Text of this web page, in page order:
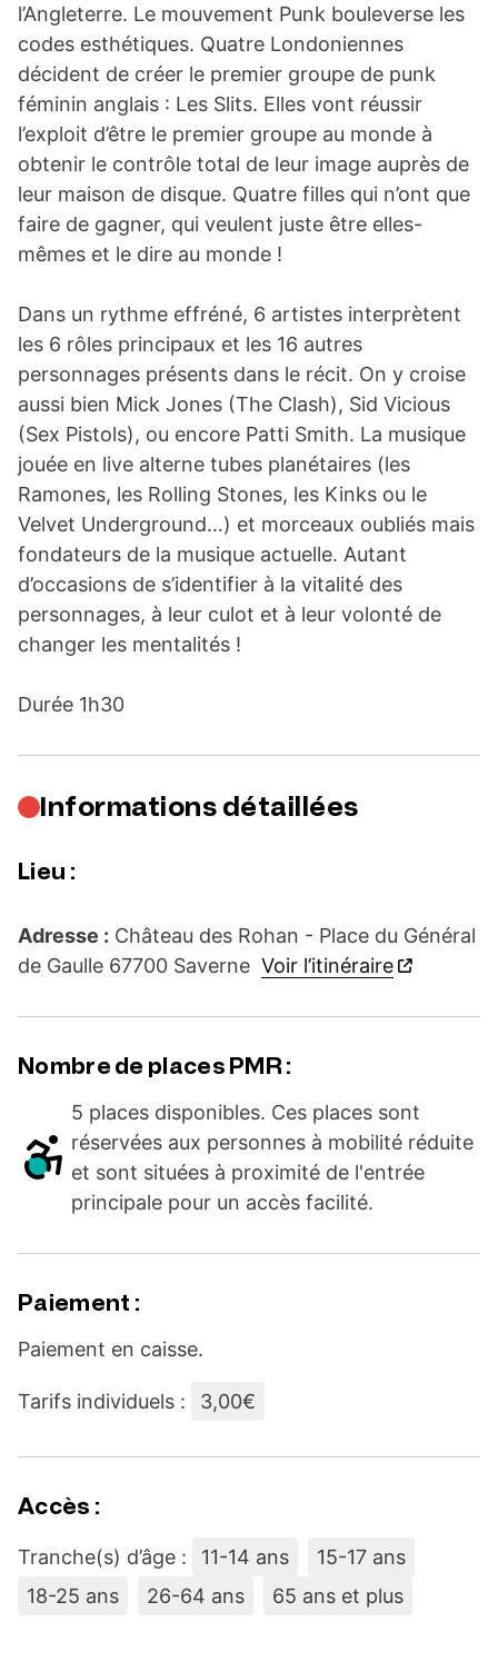
l’Angleterre. Le mouvement Punk bouleverse les
codes esthétiques. Quatre Londoniennes
décident de créer le premier groupe de punk
féminin anglais : Les Slits. Elles vont réussir
l’exploit d’être le premier groupe au monde à
obtenir le contrôle total de leur image auprès de
leur maison de disque. Quatre filles qui n’ont que
faire de gagner, qui veulent juste être elles-
mêmes et le dire au monde !
Dans un rythme effréné, 6 artistes interprètent
les 6 rôles principaux et les 16 autres
personnages présents dans le récit. On y croise
aussi bien Mick Jones (The Clash), Sid Vicious
(Sex Pistols), ou encore Patti Smith. La musique
jouée en live alterne tubes planétaires (les
Ramones, les Rolling Stones, les Kinks ou le
Velvet Underground…) et morceaux oubliés mais
fondateurs de la musique actuelle. Autant
d’occasions de s’identifier à la vitalité des
personnages, à leur culot et à leur volonté de
changer les mentalités !
Durée 1h30
Informations détaillées
Lieu :
Adresse : Château des Rohan - Place du Général
de Gaulle 67700 Saverne Voir l’itinéraire
Nombre de places PMR :
5 places disponibles. Ces places sont
réservées aux personnes à mobilité réduite
et sont situées à proximité de l'entrée
principale pour un accès facilité.
Paiement :
Paiement en caisse.
Tarifs individuels : 3,00€
Accès :
Tranche(s) d’âge : 11-14 ans
15-17 ans
18-25 ans
26-64 ans 65 ans et plus